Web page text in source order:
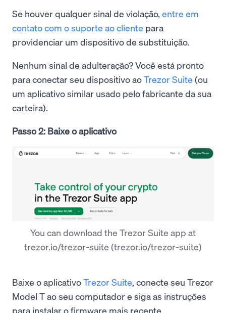
Se houver qualquer sinal de violação, entre em
contato com o suporte ao cliente para
providenciar um dispositivo de substituição.
Nenhum sinal de adulteração? Você está pronto
para conectar seu dispositivo aoTrezor Suite (ou
um aplicativo similar usado pelo fabricante da sua
carteira).
Passo 2: Baixe o aplicativo
You can download the Trezor Suite app at
trezor.io/trezor-suite (trezor.io/trezor-suite)
Baixe o aplicativoTrezor Suite, conecte seu Trezor
Model T ao seu computador e siga as instruções
para instalar o firmware mais recente.